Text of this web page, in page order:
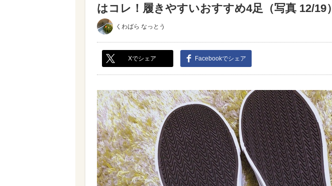
はコレ！履きやすいおすすめ4足（写真 12/19）
くわばら なっとう
Xでシェア Facebookでシェア